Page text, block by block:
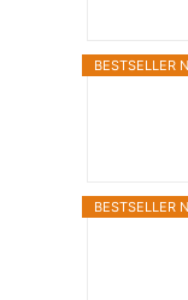
BESTSELLER
BESTSELLER